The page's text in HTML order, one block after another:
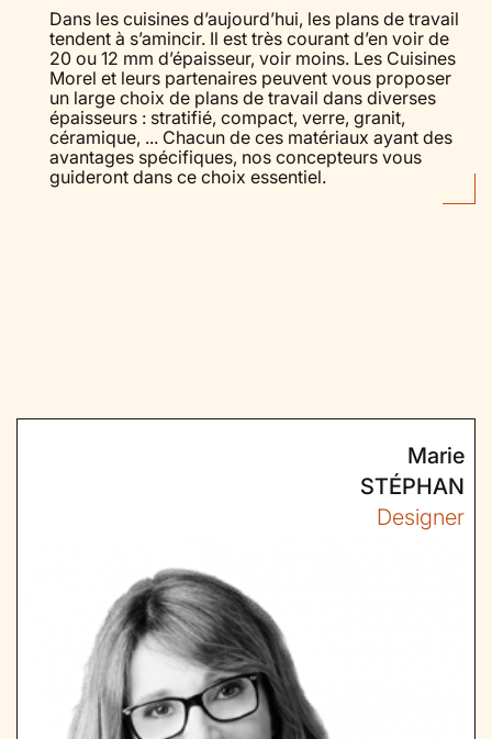
Dans les cuisines d’aujourd’hui, les plans de travail
tendent à s’amincir. Il est très courant d’en voir de
20 ou 12 mm d’épaisseur, voir moins. Les Cuisines
Morel et leurs partenaires peuvent vous proposer
un large choix de plans de travail dans diverses
épaisseurs : stratifié, compact, verre, granit,
céramique, ... Chacun de ces matériaux ayant des
avantages spécifiques, nos concepteurs vous
guideront dans ce choix essentiel.
Marie
STÉPHAN
Designer